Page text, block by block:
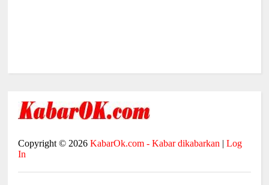
Copyright © 2026KabarOk.com - Kabar dikabarkan |Log
In